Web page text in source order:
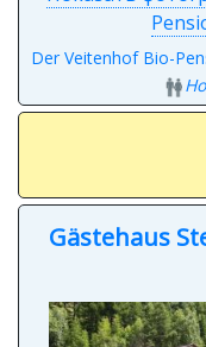
Показать
Der Veitenhof Bio-